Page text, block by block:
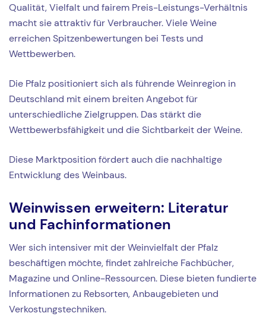
Qualität, Vielfalt und fairem Preis-Leistungs-Verhältnis
macht sie attraktiv für Verbraucher. Viele Weine
erreichen Spitzenbewertungen bei Tests und
Wettbewerben.
Die Pfalz positioniert sich als führende Weinregion in
Deutschland mit einem breiten Angebot für
unterschiedliche Zielgruppen. Das stärkt die
Wettbewerbsfähigkeit und die Sichtbarkeit der Weine.
Diese Marktposition fördert auch die nachhaltige
Entwicklung des Weinbaus.
Weinwissen erweitern: Literatur
und Fachinformationen
Wer sich intensiver mit der Weinvielfalt der Pfalz
beschäftigen möchte, findet zahlreiche Fachbücher,
Magazine und Online-Ressourcen. Diese bieten fundierte
Informationen zu Rebsorten, Anbaugebieten und
Verkostungstechniken.